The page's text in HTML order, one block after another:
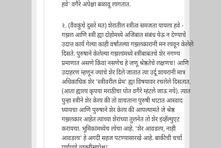
हवे' वगैरे अपेक्षा बळावू लागतात.
२. (वैवकुंचे दुसरे मत) शेरातील स्त्रीत्व समजता यायला हवे -
गझल आणि स्त्री ह्या दोहोंमध्ये अजिबात संबंध येऊ न देण्याचे
उदात्त कार्य गेल्या काही वर्षांतल्या गझलकारांनी मन लावून केलेले
दिसते. पुरुषाने केलेल्या गझलांमध्ये स्त्रीबाबतचे शेर नगण्य
प्रमाणात असणे किंवा नसणेच हे जणू श्रेष्ठतेचे लक्षणच! आणि
उदाहरण म्हणून ज्यांचे शेर दिले जातात त्या उर्दू शायरांनी मात्र
अधिकाधिक शेर 'स्त्रीवरील प्रेम' ह्या विषयावर रचलेले दिसतात.
(आता ह्याला कृपया मराठीचा पोत वगैरे म्हंटले जाऊ नये). त्यात
पुन्हा स्त्रीने शेर केला की तो वाचताना पुरुषी थाटात आस्वाद
घ्यायचा आणि पुरुषाने शेर केला की आपल्यामते जे श्रेष्ठ
गझलकार आहेत त्यांच्या शेरांच्या तुलनेत तो शेर इव्हॅल्युएट
करायचा. भूमिकांमध्येच लोचा आहे. 'शेर आवडला, नाही
आवडला' हे अगदी सहज पटण्यासारखे आहे. बाकीची चर्चा